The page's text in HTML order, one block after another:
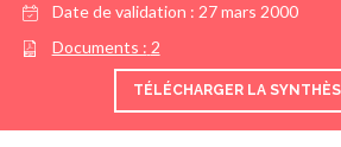
Date de validation : 27 mars 2000
Documents : 2
TÉLÉCHARGER LA